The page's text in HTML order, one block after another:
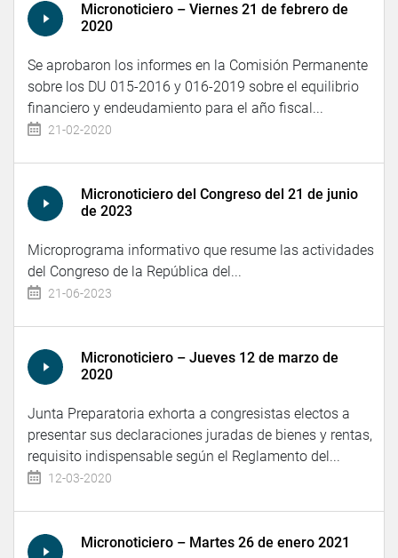
Micronoticiero – Viernes 21 de febrero de
2020
Se aprobaron los informes en la Comisión Permanente
sobre los DU 015-2016 y 016-2019 sobre el equilibrio
financiero y endeudamiento para el año fiscal...
21-02-2020
Micronoticiero del Congreso del 21 de junio
de 2023
Microprograma informativo que resume las actividades
del Congreso de la República del...
21-06-2023
Micronoticiero – Jueves 12 de marzo de
2020
Junta Preparatoria exhorta a congresistas electos a
presentar sus declaraciones juradas de bienes y rentas,
requisito indispensable según el Reglamento del...
12-03-2020
Micronoticiero – Martes 26 de enero 2021